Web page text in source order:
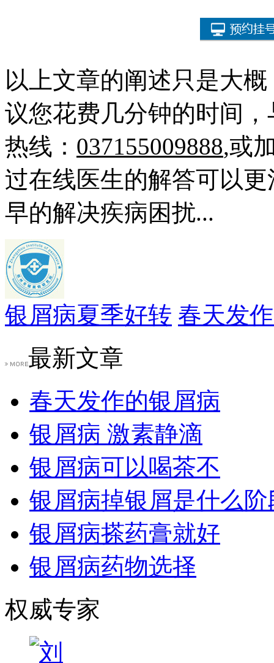
以上文章的阐述只是大
议您花费几分钟的时间，
热线： 037155009888,或
过在线医生的解答可以
早的解决疾病困扰...
银屑病夏季好转 春天发
最新文章
春天发作的银屑病
银屑病 激素静滴
银屑病可以喝茶不
银屑病掉银屑是什么阶
银屑病搽药膏就好
银屑病药物选择
权威专家